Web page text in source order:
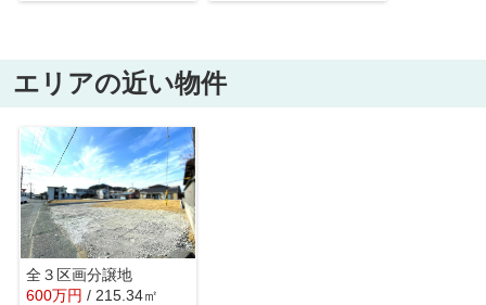
エリアの近い物件
全３区画分譲地
600万円 / 215.34㎡